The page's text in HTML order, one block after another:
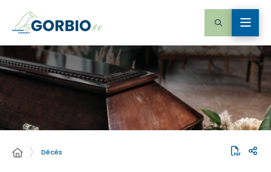
Décès